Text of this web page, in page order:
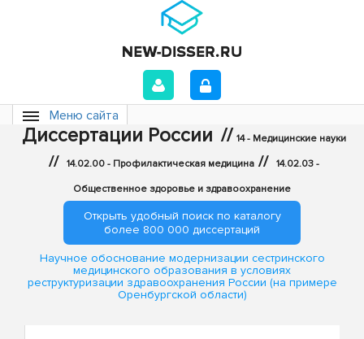
Меню сайта
Диссертации России // 14 - Медицинские науки
// 14.02.00 - Профилактическая медицина // 14.02.03 -
Общественное здоровье и здравоохранение
Открыть удобный поиск по каталогу
более 800 000 диссертаций
Научное обоснование модернизации сестринского
медицинского образования в условиях
реструктуризации здравоохранения России (на примере
Оренбургской области)